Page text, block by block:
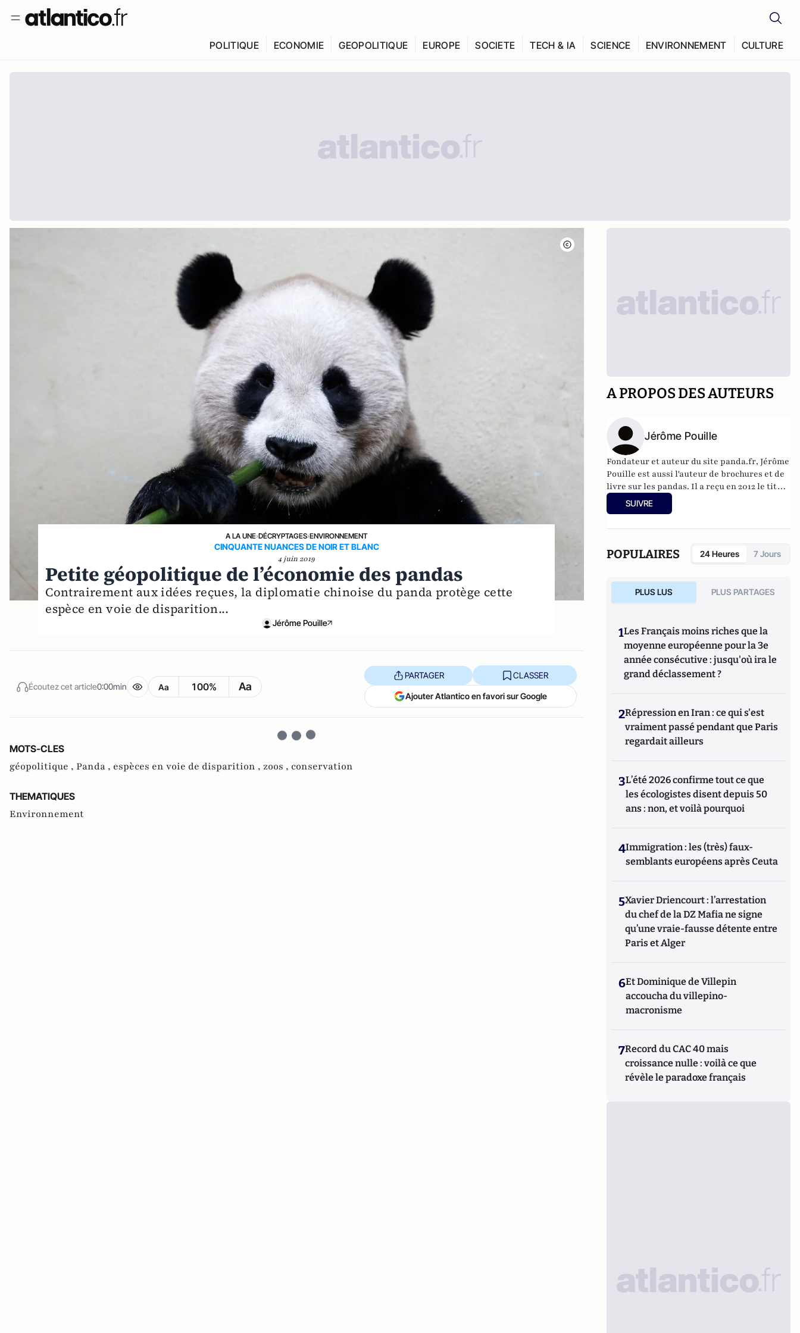
POLITIQUE ECONOMIE GEOPOLITIQUE EUROPE SOCIETE TECH & IA SCIENCE ENVIRONNEMENT CULTURE
A LA UNE›DÉCRYPTAGES›ENVIRONNEMENT
CINQUANTE NUANCES DE NOIR ET BLANC
4 juin 2019
Petite géopolitique de l’économie des pandas
Contrairement aux idées reçues, la diplomatie chinoise du panda protège cette
espèce en voie de disparition...
Jérôme Pouille
Écoutez cet article0:00min Aa 100% Aa
PARTAGER CLASSER
Ajouter Atlantico en favori sur Google
MOTS-CLES
géopolitique , Panda , espèces en voie de disparition , zoos , conservation
THEMATIQUES
Environnement
A PROPOS DES AUTEURS
Jérôme Pouille
Fondateur et auteur du sitepanda.fr, Jérôme
Pouille est aussi l'auteur de brochures et de
livre sur les pandas. Il a reçu en 2012 le titre
d'ambassadeur des pandas de Chengdu et a
été sélectionné en 2017 comme Panda
SUIVRE
POPULAIRES 24 Heures 7 Jours
PLUS LUS PLUS PARTAGES
1Les Français moins riches que la
moyenne européenne pour la 3e
année consécutive : jusqu'où ira le
grand déclassement ?
2Répression en Iran : ce qui s'est
vraiment passé pendant que Paris
regardait ailleurs
3L’été 2026 confirme tout ce que
les écologistes disent depuis 50
ans : non, et voilà pourquoi
4Immigration : les (très) faux-
semblants européens après Ceuta
5Xavier Driencourt : l’arrestation
du chef de la DZ Mafia ne signe
qu’une vraie-fausse détente entre
Paris et Alger
6Et Dominique de Villepin
accoucha du villepino-
macronisme
7Record du CAC 40 mais
croissance nulle : voilà ce que
révèle le paradoxe français